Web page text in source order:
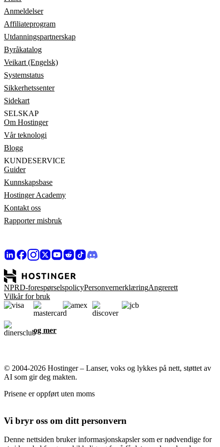
Anmeldelser
Affiliateprogram
Utdanningspartnerskap
Byråkatalog
Veikart (Engelsk)
Systemstatus
Sikkerhetssenter
Sidekart
SELSKAP
Om Hostinger
Vår teknologi
Blogg
KUNDESERVICE
Guider
Kunnskapsbase
Hostinger Academy
Kontakt oss
Rapporter misbruk
NPRD-forespørselspolicyPersonvernerklæringAngrerett
Vilkår for bruk
og mer
© 2004-2026 Hostinger – Lanser, voks og lykkes på nett, støttet av
AI som gir deg makten.
Prisene er oppført uten moms
Vi bryr oss om ditt personvern
Denne nettsiden bruker informasjonskapsler som er nødvendige for